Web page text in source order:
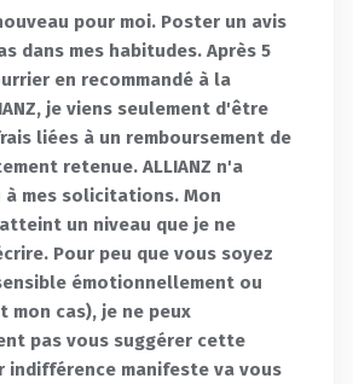
pour moi. Poster un avis
dans mes habitudes. Après 5
en recommandé à la
je viens seulement d'être
liées à un remboursement de
retenue. ALLIANZ n'a
à mes solicitations. Mon
un niveau que je ne
Pour peu que vous soyez
émotionnellement ou
mon cas), je ne peux
pas vous suggérer cette
indifférence manifeste va vous